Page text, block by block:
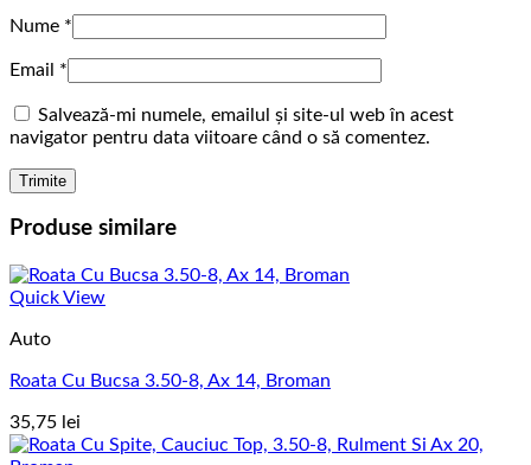
Nume *
Email *
Salvează-mi numele, emailul și site-ul web în acest
navigator pentru data viitoare când o să comentez.
Produse similare
Quick View
Auto
Roata Cu Bucsa 3.50-8, Ax 14, Broman
35,75 lei